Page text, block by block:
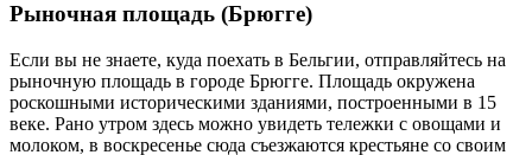
Рыночная площадь (Брюгге)
Если вы не знаете, куда поехать в Бельгии, отправляйтесь на
рыночную площадь в городе Брюгге. Площадь окружена
роскошными историческими зданиями, построенными в 15
веке. Рано утром здесь можно увидеть тележки с овощами и
молоком, в воскресенье сюда съезжаются крестьяне со своим